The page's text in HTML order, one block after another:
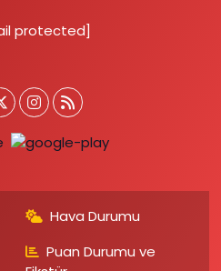
protected]
Hava Durumu
Puan Durumu ve